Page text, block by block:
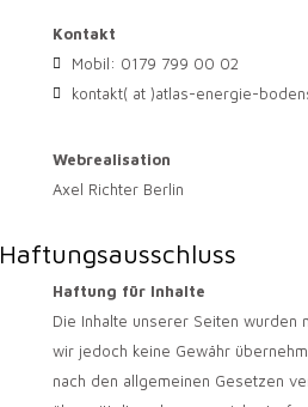
Kontakt
Mobil: 0179 799 00 02
kontakt( at )atlas-energie-
Webrealisation
Axel Richter Berlin
Haftungsausschluss
Haftung für Inhalte
Die Inhalte unserer Seiten wurden
wir jedoch keine Gewähr
nach den allgemeinen Gesetzen